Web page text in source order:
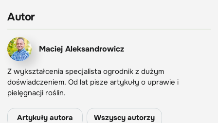
Autor
Maciej Aleksandrowicz
Z wykształcenia specjalista ogrodnik z dużym
doświadczeniem. Od lat pisze artykuły o uprawie i
pielęgnacji roślin.
Artykuły autora Wszyscy autorzy